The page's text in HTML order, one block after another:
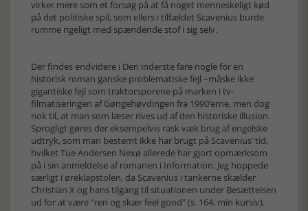
virker mere som et forsøg på at få noget menneskeligt kød
på det politiske spil, som ellers i tilfældet Scavenius burde
rumme rigeligt med spændende stof i sig selv.
Der findes endvidere i Den inderste fare nogle for en
historisk roman ganske problematiske fejl –måske ikke
gigantiske fejl som traktorsporene på marken i tv-
filmatiseringen af Gøngehøvdingen fra 1990’erne, men dog
nok til, at man som læser rives ud af den historiske illusion.
Sprogligt gøres der eksempelvis rask væk brug af engelske
udtryk, som man bestemt ikke har brugt på Scavenius’ tid,
hvilket Tue Andersen Nexø allerede har gjort opmærksom
på i sin anmeldelse af romanen i Information. Jeg hoppede
særligt i øreklapstolen, da Scavenius i tankerne skælder
Christian X og hans tilgang til situationen under Besættelsen
ud for at være "ren og skær feel good" (s. 164, min kursiv).